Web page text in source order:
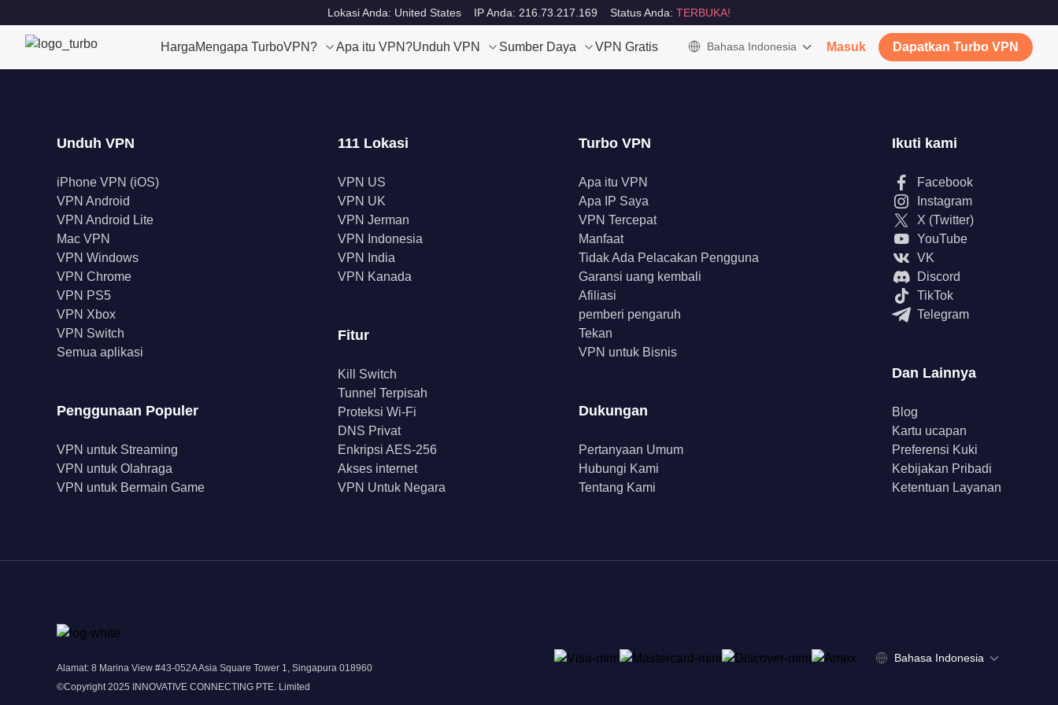
Lokasi Anda: United States IP Anda: 216.73.217.169 Status Anda: TERBUKA!
HargaMengapa TurboVPN? Apa itu VPN?Unduh VPN Sumber Daya VPN Gratis Bahasa Indonesia Masuk Dapatkan Turbo VPN
Unduh VPN
iPhone VPN (iOS)
VPN Android
VPN Android Lite
Mac VPN
VPN Windows
VPN Chrome
VPN PS5
VPN Xbox
VPN Switch
Semua aplikasi
Penggunaan Populer
VPN untuk Streaming
VPN untuk Olahraga
VPN untuk Bermain Game
111 Lokasi
VPN US
VPN UK
VPN Jerman
VPN Indonesia
VPN India
VPN Kanada
Fitur
Kill Switch
Tunnel Terpisah
Proteksi Wi-Fi
DNS Privat
Enkripsi AES-256
Akses internet
VPN Untuk Negara
Turbo VPN
Apa itu VPN
Apa IP Saya
VPN Tercepat
Manfaat
Tidak Ada Pelacakan Pengguna
Garansi uang kembali
Afiliasi
pemberi pengaruh
Tekan
VPN untuk Bisnis
Dukungan
Pertanyaan Umum
Hubungi Kami
Tentang Kami
Ikuti kami
Facebook
Instagram
X (Twitter)
YouTube
VK
Discord
TikTok
Telegram
Dan Lainnya
Blog
Kartu ucapan
Preferensi Kuki
Kebijakan Pribadi
Ketentuan Layanan
Alamat: 8 Marina View #43-052A Asia Square Tower 1, Singapura 018960
©Copyright 2025 INNOVATIVE CONNECTING PTE. Limited
Bahasa Indonesia